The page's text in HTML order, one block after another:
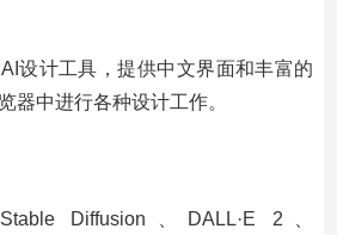
设计工具，提供中文界面和丰富的
器中进行各种设计工作。
Diffusion、DALL·E 2、